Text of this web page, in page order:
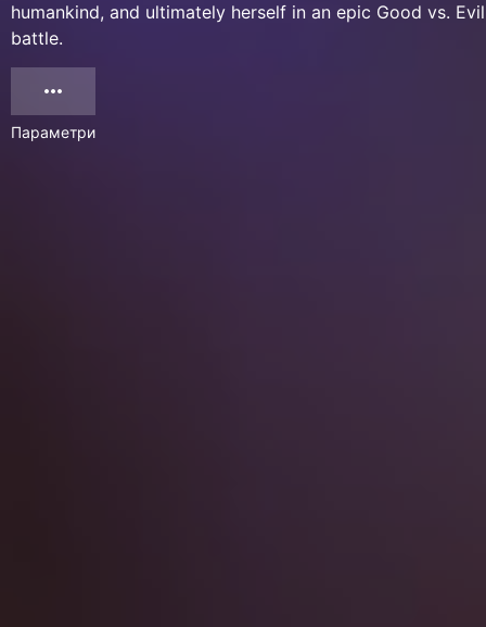
humankind, and ultimately herself in an epic Good vs. Evil
battle.
Параметри